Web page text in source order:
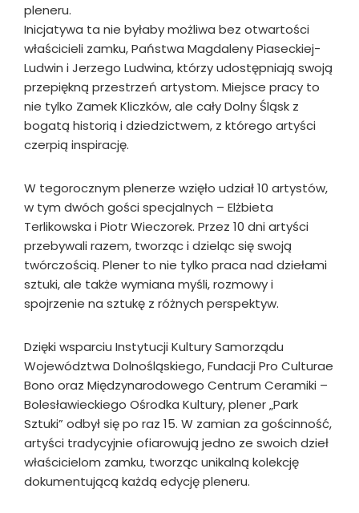
pleneru.
Inicjatywa ta nie byłaby możliwa bez otwartości
właścicieli zamku, Państwa Magdaleny Piaseckiej-
Ludwin i Jerzego Ludwina, którzy udostępniają swoją
przepiękną przestrzeń artystom. Miejsce pracy to
nie tylko Zamek Kliczków, ale cały Dolny Śląsk z
bogatą historią i dziedzictwem, z którego artyści
czerpią inspirację.
W tegorocznym plenerze wzięło udział 10 artystów,
w tym dwóch gości specjalnych – Elżbieta
Terlikowska i Piotr Wieczorek. Przez 10 dni artyści
przebywali razem, tworząc i dzieląc się swoją
twórczością. Plener to nie tylko praca nad dziełami
sztuki, ale także wymiana myśli, rozmowy i
spojrzenie na sztukę z różnych perspektyw.
Dzięki wsparciu Instytucji Kultury Samorządu
Województwa Dolnośląskiego, Fundacji Pro Culturae
Bono oraz Międzynarodowego Centrum Ceramiki –
Bolesławieckiego Ośrodka Kultury, plener „Park
Sztuki” odbył się po raz 15. W zamian za gościnność,
artyści tradycyjnie ofiarowują jedno ze swoich dzieł
właścicielom zamku, tworząc unikalną kolekcję
dokumentującą każdą edycję pleneru.